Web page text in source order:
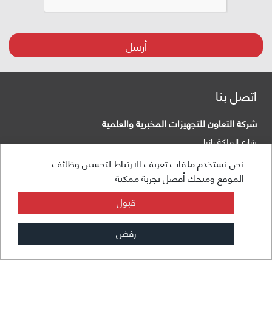
أرسل
اتصل بنا
شركة التعاون للتجهيزات المخبرية والعلمية
شارع الملكة رانيا
+962 6 5155 477
info@taawon.com
نحن نستخدم ملفات تعريف الارتباط لتحسين وظائف
الموقع ومنحك أفضل تجربة ممكنة
قبول
رفض